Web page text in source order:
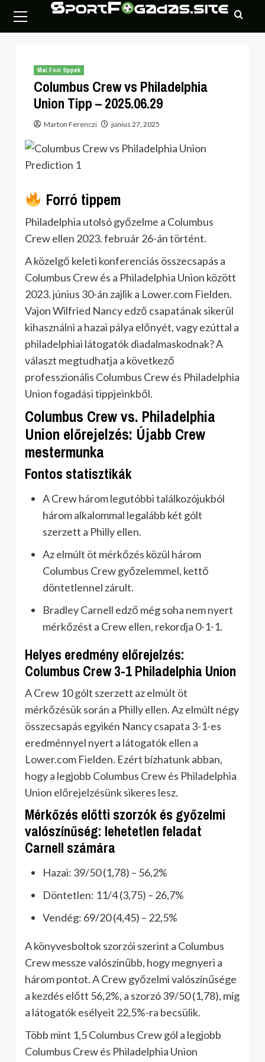
content
Menu
Mai Foci tippek
Columbus Crew vs Philadelphia
Union Tipp – 2025.06.29
Marton Ferenczi június 27, 2025
Forró tippem
Philadelphia utolsó győzelme a Columbus
Crew ellen 2023. február 26-án történt.
A közelgő keleti konferenciás összecsapás a
Columbus Crew és a Philadelphia Union között
2023. június 30-án zajlik a Lower.com Fielden.
Vajon Wilfried Nancy edző csapatának sikerül
kihasználni a hazai pálya előnyét, vagy ezúttal a
philadelphiai látogatók diadalmaskodnak? A
választ megtudhatja a következő
professzionális Columbus Crew és Philadelphia
Union fogadási tippjeinkből.
Columbus Crew vs. Philadelphia
Union előrejelzés: Újabb Crew
mestermunka
Fontos statisztikák
A Crew három legutóbbi találkozójukból
három alkalommal legalább két gólt
szerzett a Philly ellen.
Az elmúlt öt mérkőzés közül három
Columbus Crew győzelemmel, kettő
döntetlennel zárult.
Bradley Carnell edző még soha nem nyert
mérkőzést a Crew ellen, rekordja 0-1-1.
Helyes eredmény előrejelzés:
Columbus Crew 3-1 Philadelphia Union
A Crew 10 gólt szerzett az elmúlt öt
mérkőzésük során a Philly ellen. Az elmúlt négy
összecsapás egyikén Nancy csapata 3-1-es
eredménnyel nyert a látogatók ellen a
Lower.com Fielden. Ezért bízhatunk abban,
hogy a legjobb Columbus Crew és Philadelphia
Union előrejelzésünk sikeres lesz.
Mérkőzés előtti szorzók és győzelmi
valószínűség: lehetetlen feladat
Carnell számára
Hazai: 39/50 (1,78) – 56,2%
Döntetlen: 11/4 (3,75) – 26,7%
Vendég: 69/20 (4,45) – 22,5%
A könyvesboltok szorzói szerint a Columbus
Crew messze valószínűbb, hogy megnyeri a
három pontot. A Crew győzelmi valószínűsége
a kezdés előtt 56,2%, a szorzó 39/50 (1,78), míg
a látogatók esélyeit 22,5%-ra becsülik.
Több mint 1,5 Columbus Crew gól a legjobb
Columbus Crew és Philadelphia Union